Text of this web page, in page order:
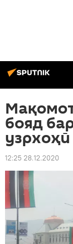
бояд
12:25 28.12.2020